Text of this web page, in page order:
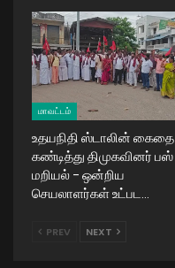
மாவட்டம்
உதயநிதி ஸ்டாலின் கைதை
கண்டித்து திமுகவினர் பஸ்
மறியல் – ஒன்றிய
செயலாளர்கள் உட்பட…
PREV NEXT